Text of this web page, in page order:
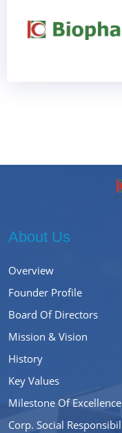
About Us
Overview
Founder Profile
Board Of Directors
Mission & Vision
History
Key Values
Milestone Of Excellence
Corp. Social